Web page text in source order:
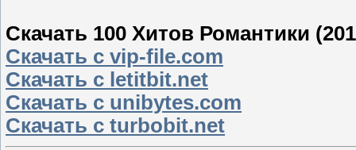
Скачать 100 Хитов Романтики
Скачать с vip-file.com
Скачать с letitbit.net
Скачать с unibytes.com
Скачать с turbobit.net